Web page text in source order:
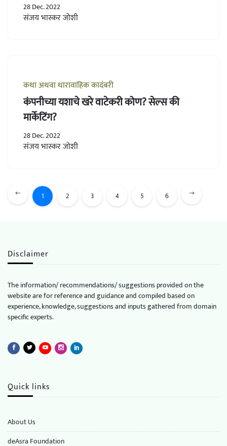
28 Dec. 2022
संजय भास्कर जोशी
कथा अथवा धारावाहिक कादंबरी
कंपनीच्या यशाचे खरे वाटेकरी कोण? सेल्स की
मार्केटिंग?
28 Dec. 2022
संजय भास्कर जोशी
1 2 3 4 5 6
Disclaimer
The information/ recommendations/ suggestions provided on the
website are for reference and guidance and compiled based on
experience, knowledge, suggestions and inputs gathered from domain
specific experts.
Quick links
About Us
deAsra Foundation